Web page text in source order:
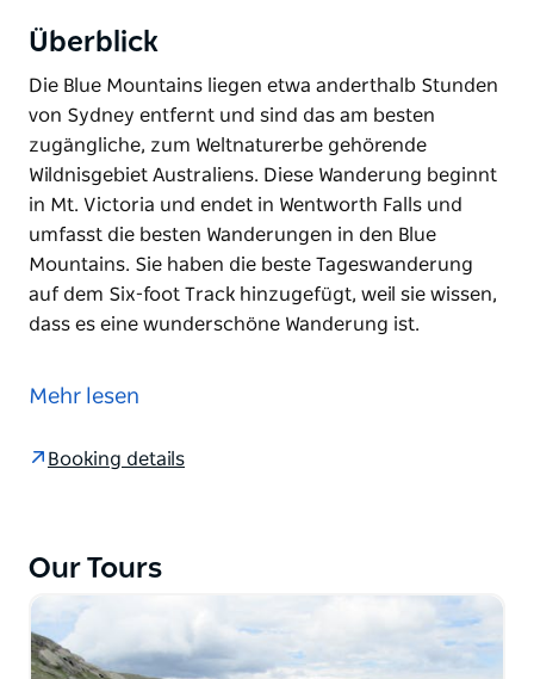
Überblick
Die Blue Mountains liegen etwa anderthalb Stunden
von Sydney entfernt und sind das am besten
zugängliche, zum Weltnaturerbe gehörende
Wildnisgebiet Australiens. Diese Wanderung beginnt
in Mt. Victoria und endet in Wentworth Falls und
umfasst die besten Wanderungen in den Blue
Mountains. Sie haben die beste Tageswanderung
auf dem Six-foot Track hinzugefügt, weil sie wissen,
dass es eine wunderschöne Wanderung ist.
von Sydney entfernt und sind das am besten
in Mt. Victoria und endet in Wentworth Falls und
auf dem Six-foot Track hinzugefügt, weil sie wissen,
dass es eine wunderschöne Wanderung ist.
Mehr lesen
Booking details
Our Tours